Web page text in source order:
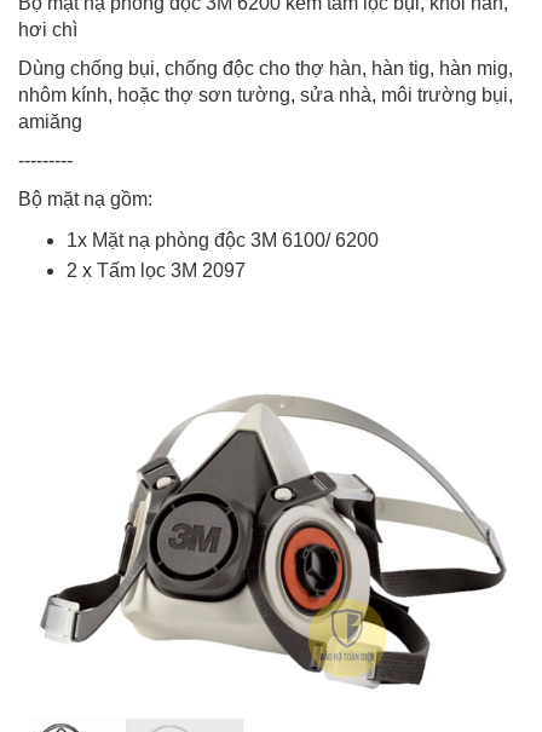
hơi chì
Dùng chống bụi, chống độc cho thợ hàn, hàn tig, hàn mig,
nhôm kính, hoặc thợ sơn tường, sửa nhà, môi trường bụi,
amiăng
---------
Bộ mặt nạ gồm:
1x Mặt nạ phòng độc 3M 6100/ 6200
2 x Tấm lọc 3M 2097